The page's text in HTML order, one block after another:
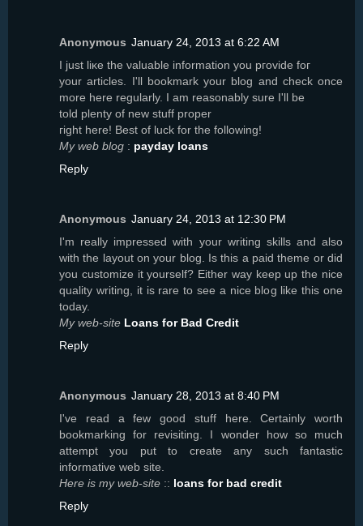
Anonymous January 24, 2013 at 6:22 AM
Ι јust lіκе the νаluable іnformatiοn you pгoviԁe fοг
your articles. I'll bookmark your blog and check once
more here regularly. I am reasonably sure I'll be
tοld plenty оf nеw stuff proper
гight here! Best οf luck fοr the following!
My web blog : payday loans
Reply
Anonymous January 24, 2013 at 12:30 PM
I'm really impressed with your writing skills and also
with the layout on your blog. Is this a paid theme or did
you customize it yourself? Either way keep up the nice
quality writing, it is rare to see a nice blog like this one
today.
My web-site Loans for Bad Credit
Reply
Anonymous January 28, 2013 at 8:40 PM
I've read a few good stuff here. Certainly worth
bookmarking for revisiting. I wonder how so much
attempt you put to create any such fantastic
informative web site.
Here is my web-site :: loans for bad credit
Reply